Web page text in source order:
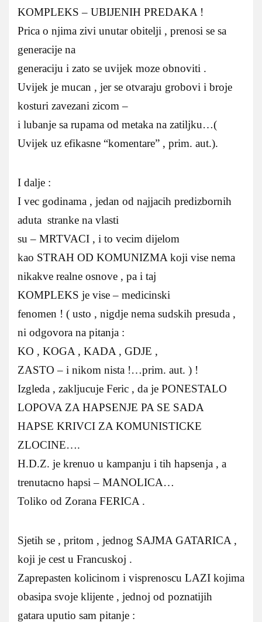
KOMPLEKS – UBIJENIH PREDAKA !
Prica o njima zivi unutar obitelji , prenosi se sa
generacije na
generaciju i zato se uvijek moze obnoviti .
Uvijek je mucan , jer se otvaraju grobovi i broje
kosturi zavezani zicom –
i lubanje sa rupama od metaka na zatiljku…(
Uvijek uz efikasne “komentare” , prim. aut.).
I dalje :
I vec godinama , jedan od najjacih predizbornih
aduta stranke na vlasti
su – MRTVACI , i to vecim dijelom
kao STRAH OD KOMUNIZMA koji vise nema
nikakve realne osnove , pa i taj
KOMPLEKS je vise – medicinski
fenomen ! ( usto , nigdje nema sudskih presuda ,
ni odgovora na pitanja :
KO , KOGA , KADA , GDJE ,
ZASTO – i nikom nista !…prim. aut. ) !
Izgleda , zakljucuje Feric , da je PONESTALO
LOPOVA ZA HAPSENJE PA SE SADA
HAPSE KRIVCI ZA KOMUNISTICKE
ZLOCINE….
H.D.Z. je krenuo u kampanju i tih hapsenja , a
trenutacno hapsi – MANOLICA…
Toliko od Zorana FERICA .
Sjetih se , pritom , jednog SAJMA GATARICA ,
koji je cest u Francuskoj .
Zaprepasten kolicinom i visprenoscu LAZI kojima
obasipa svoje klijente , jednoj od poznatijih
gatara uputio sam pitanje :